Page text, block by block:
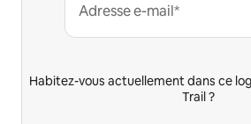
Adresse e-mail*
Habitez-vous actuellement dans ce
Trail ?